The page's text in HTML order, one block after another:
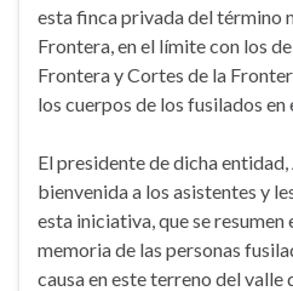
esta finca privada del término
Frontera, en el límite con los
Frontera y Cortes de la
los cuerpos de los fusilados en
El presidente de dicha
bienvenida a los asistentes y
esta iniciativa, que se
memoria de las personas
causa en este terreno del valle